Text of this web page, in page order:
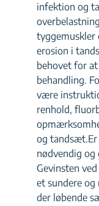
infektion og
tyggemuskler
erosion i
behovet for
behandling.
være
renhold,
og tandsæt.Er
nødvendig og
Gevinsten
et sundere
der løbende